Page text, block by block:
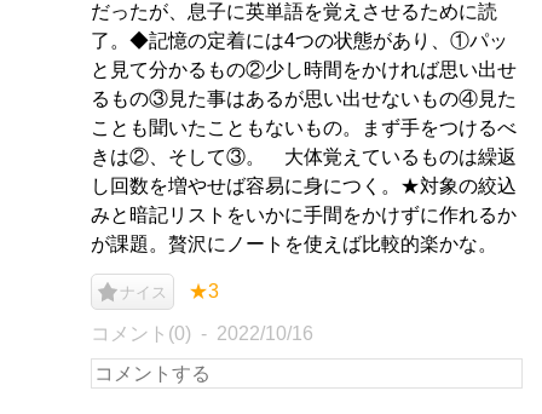
だったが、息子に英単語を覚えさせるために読
了。◆記憶の定着には4つの状態があり、①パッ
と見て分かるもの②少し時間をかければ思い出せ
るもの③見た事はあるが思い出せないもの④見た
ことも聞いたこともないもの。まず手をつけるべ
きは②、そして③。 大体覚えているものは繰返
し回数を増やせば容易に身につく。★対象の絞込
みと暗記リストをいかに手間をかけずに作れるか
が課題。贅沢にノートを使えば比較的楽かな。
ナイス ★3
コメント(0) 2022/10/16